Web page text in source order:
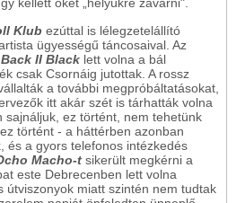
Klub ezúttal is lélegzetelállító
ügyességű táncosaival. Az
Back II Black lett volna a bál
csak Csornáig jutottak. A rossz
a további megpróbáltatásokat,
itt akár szét is tárhatták volna
sajnáljuk, ez történt, nem tehetünk
történt - a háttérben azonban
és a gyors telefonos intézkedés
Macho-t sikerült megkérni a
este Debrecenben lett volna
útviszonyok miatt szintén nem tudtak